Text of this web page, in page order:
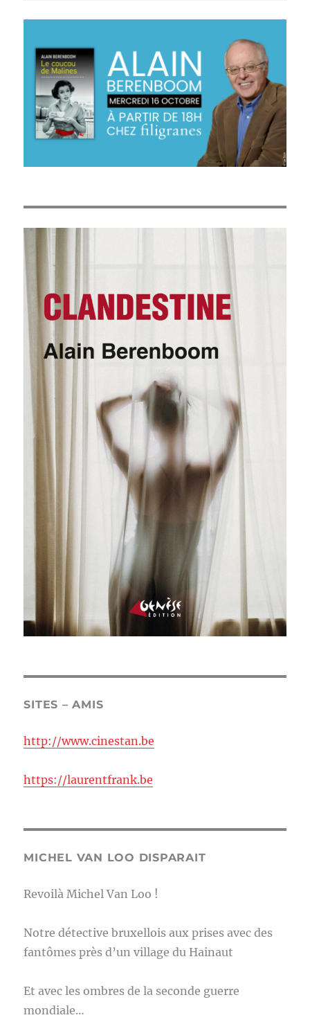
SITES – AMIS
http://www.cinestan.be
https://laurentfrank.be
MICHEL VAN LOO DISPARAIT
Revoilà Michel Van Loo !
Notre détective bruxellois aux prises avec des
fantômes près d’un village du Hainaut
Et avec les ombres de la seconde guerre
mondiale…